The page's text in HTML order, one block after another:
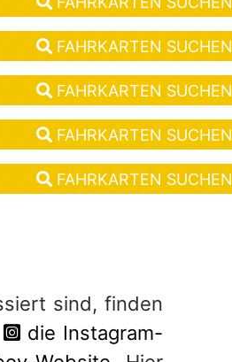
FAHRKARTEN SUCHEN
FAHRKARTEN SUCHEN
FAHRKARTEN SUCHEN
FAHRKARTEN SUCHEN
sind, finden
die Instagram-